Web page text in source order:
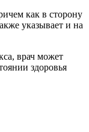
как в сторону
указывает и на
врач может
здоровья